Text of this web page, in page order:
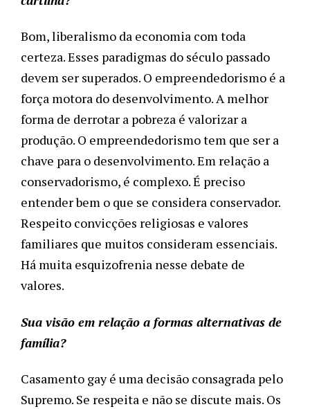
Bom, liberalismo da economia com toda
certeza. Esses paradigmas do século passado
devem ser superados. O empreendedorismo é a
força motora do desenvolvimento. A melhor
forma de derrotar a pobreza é valorizar a
produção. O empreendedorismo tem que ser a
chave para o desenvolvimento. Em relação a
conservadorismo, é complexo. É preciso
entender bem o que se considera conservador.
Respeito convicções religiosas e valores
familiares que muitos consideram essenciais.
Há muita esquizofrenia nesse debate de
valores.
Sua visão em relação a formas alternativas de
família?
Casamento gay é uma decisão consagrada pelo
Supremo. Se respeita e não se discute mais. Os